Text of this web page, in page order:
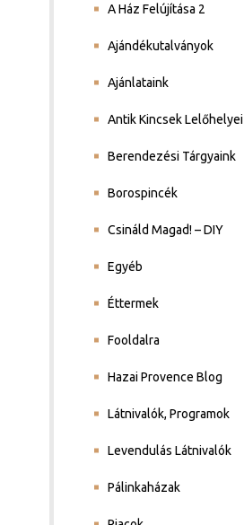
A Ház Felújítása 2
Ajándékutalványok
Ajánlataink
Antik Kincsek Lelőhelyei
Berendezési Tárgyaink
Borospincék
Csináld Magad! – DIY
Egyéb
Éttermek
Fooldalra
Hazai Provence Blog
Látnivalók, Programok
Levendulás Látnivalók
Pálinkaházak